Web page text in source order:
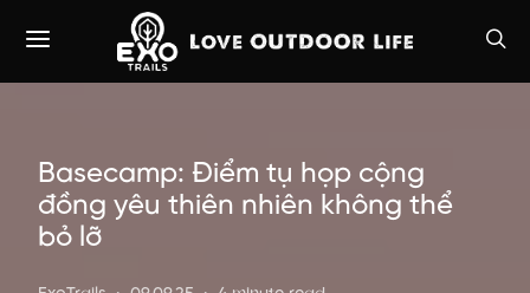
Basecamp: Điểm tụ họp cộng
đồng yêu thiên nhiên không thể
bỏ lỡ